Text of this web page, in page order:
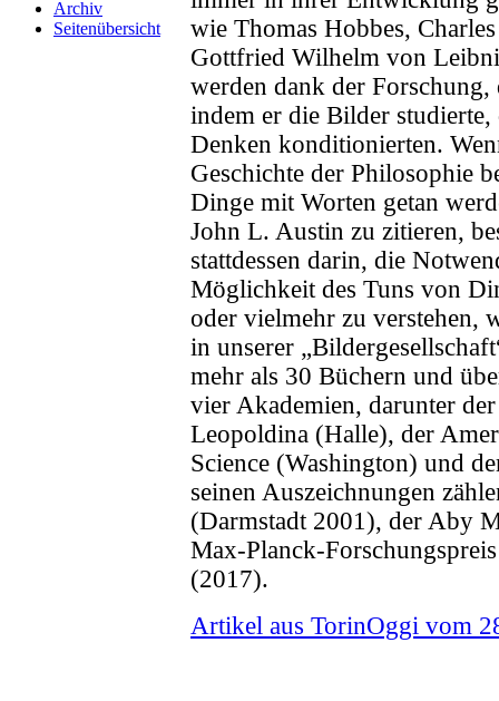
Archiv
Seitenübersicht
wie Thomas Hobbes,
Gottfried Wilhelm von
werden dank der
indem er die Bilder
Denken konditionierten.
Geschichte der Philosophie
Dinge mit Worten getan
John L. Austin zu zitieren,
stattdessen darin, die
Möglichkeit des Tuns von
oder vielmehr zu verstehen,
in unserer
mehr als 30 Büchern und
vier Akademien, darunter
Leopoldina (Halle), der
Science (Washington) und
seinen Auszeichnungen
(Darmstadt 2001), der Aby
Max-Planck-
(2017).
Artikel aus TorinOggi vom